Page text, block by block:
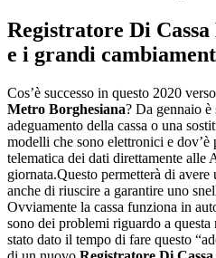
Registratore Di
e i grandi
Cos’è successo in questo 2020
Metro Borghesiana? Da gennaio è
adeguamento della cassa o una
modelli che sono elettronici e dov’è
telematica dei dati direttamente alle
giornata.Questo permetterà di
anche di riuscire a garantire uno
Ovviamente la cassa funziona in
sono dei problemi riguardo a
stato dato il tempo di fare questo